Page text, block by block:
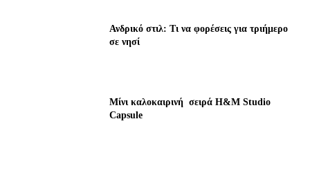
Ανδρικό στιλ: Τι να φορέσεις για τριήμερο
σε νησί
Μίνι καλοκαιρινή σειρά H&M Studio
Capsule